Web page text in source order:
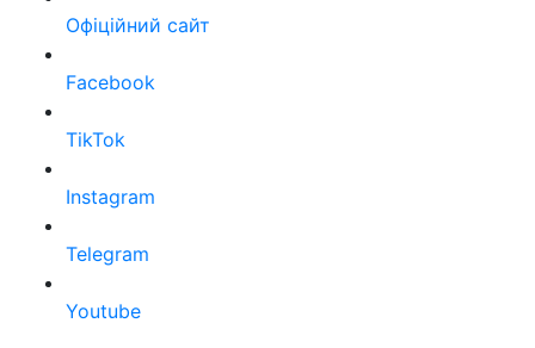
Офіційний сайт
Facebook
TikTok
Instagram
Telegram
Youtube